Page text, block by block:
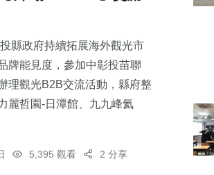
縣政府持續拓展海外觀光市
牌能見度，參加中彰投苗聯
理觀光B2B交流活動，縣府整
麗哲園-日潭館、九九峰氦
5,395 觀看 2 分享